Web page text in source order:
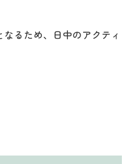
るため、日中のアクティ